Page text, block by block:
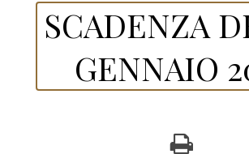
SCADENZA
GENNAIO